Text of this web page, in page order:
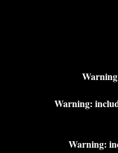
Warning
Warning:
Warning: